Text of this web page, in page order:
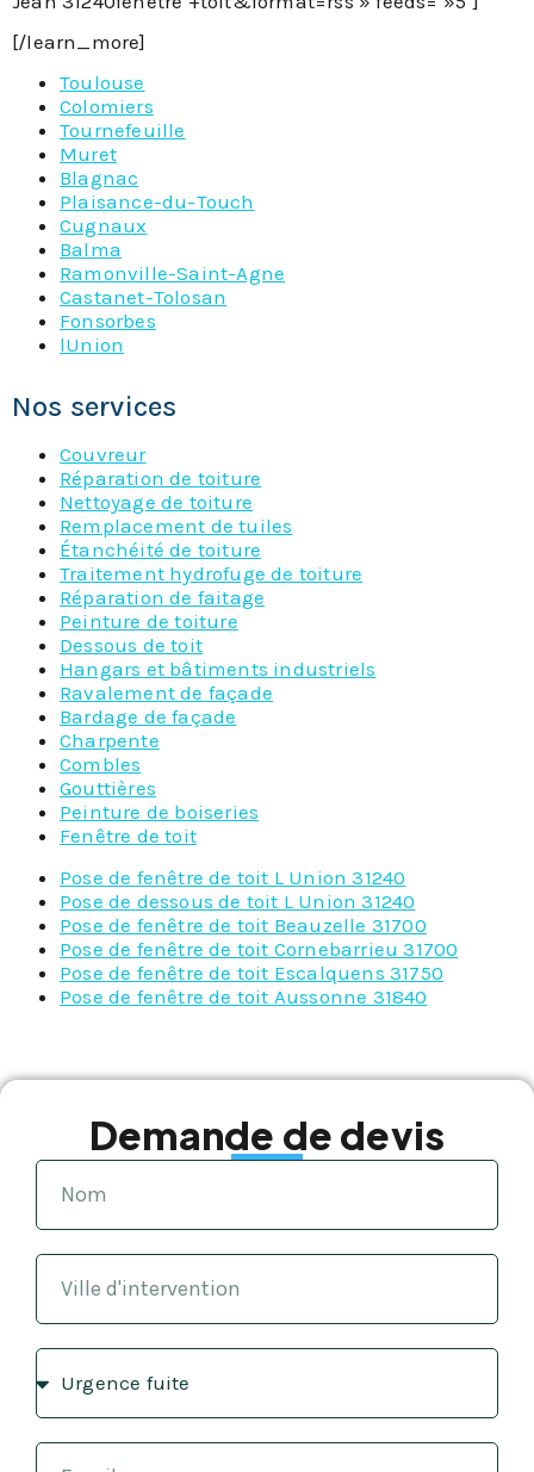
[/learn_more]
Toulouse
Colomiers
Tournefeuille
Muret
Blagnac
Plaisance-du-Touch
Cugnaux
Balma
Ramonville-Saint-Agne
Castanet-Tolosan
Fonsorbes
lUnion
Nos services
Couvreur
Réparation de toiture
Nettoyage de toiture
Remplacement de tuiles
Étanchéité de toiture
Traitement hydrofuge de toiture
Réparation de faitage
Peinture de toiture
Dessous de toit
Hangars et bâtiments industriels
Ravalement de façade
Bardage de façade
Charpente
Combles
Gouttières
Peinture de boiseries
Fenêtre de toit
Pose de fenêtre de toit L Union 31240
Pose de dessous de toit L Union 31240
Pose de fenêtre de toit Beauzelle 31700
Pose de fenêtre de toit Cornebarrieu 31700
Pose de fenêtre de toit Escalquens 31750
Pose de fenêtre de toit Aussonne 31840
Demande de devis